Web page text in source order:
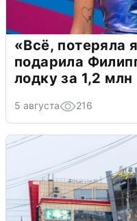
«Всё, потеряла
подарила
лодку за 1,2 млн
5 августа 216